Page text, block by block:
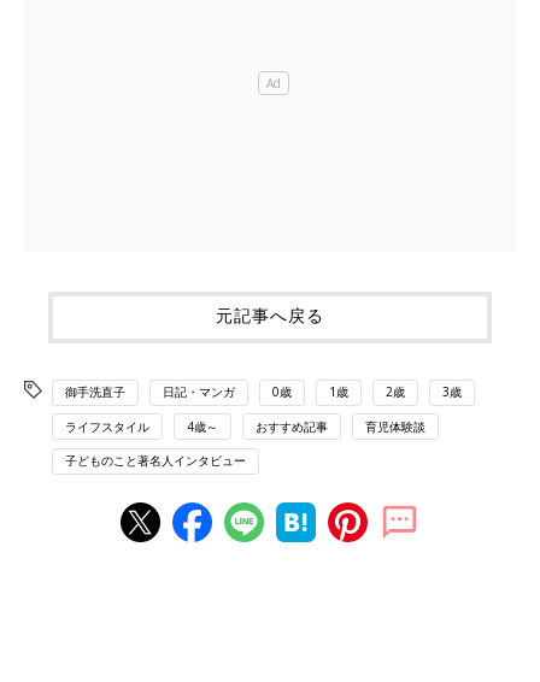
元記事へ戻る
御手洗直子 日記・マンガ 0歳 1歳 2歳 3歳
ライフスタイル 4歳～ おすすめ記事 育児体験談
子どものこと著名人インタビュー